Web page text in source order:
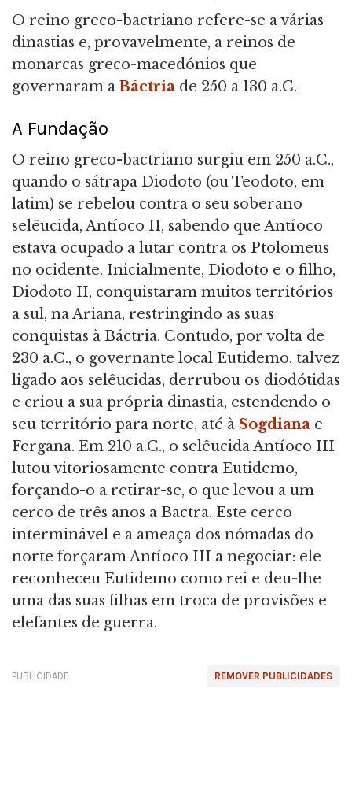
O reino greco-bactriano refere-se a várias
dinastias e, provavelmente, a reinos de
monarcas greco-macedónios que
governaram a Báctria de 250 a 130 a.C.
A Fundação
O reino greco-bactriano surgiu em 250 a.C.,
quando o sátrapa Diodoto (ou Teodoto, em
latim) se rebelou contra o seu soberano
selêucida, Antíoco II, sabendo que Antíoco
estava ocupado a lutar contra os Ptolomeus
no ocidente. Inicialmente, Diodoto e o filho,
Diodoto II, conquistaram muitos territórios
a sul, na Ariana, restringindo as suas
conquistas à Báctria. Contudo, por volta de
230 a.C., o governante local Eutidemo, talvez
ligado aos selêucidas, derrubou os diodótidas
e criou a sua própria dinastia, estendendo o
seu território para norte, até à Sogdiana e
Fergana. Em 210 a.C., o selêucida Antíoco III
lutou vitoriosamente contra Eutidemo,
forçando-o a retirar-se, o que levou a um
cerco de três anos a Bactra. Este cerco
interminável e a ameaça dos nómadas do
norte forçaram Antíoco III a negociar: ele
reconheceu Eutidemo como rei e deu-lhe
uma das suas filhas em troca de provisões e
elefantes de guerra.
REMOVER PUBLICIDADES
PUBLICIDADE